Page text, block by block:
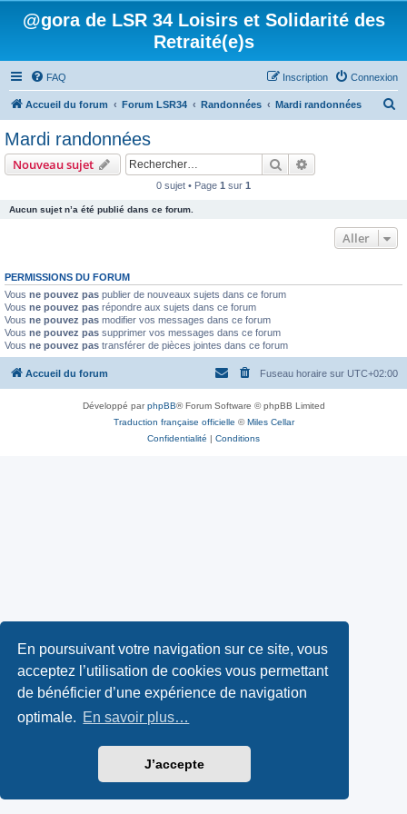
En poursuivant votre navigation sur ce site, vous
acceptez l’utilisation de cookies vous permettant
de bénéficier d’une expérience de navigation
optimale. En savoir plus…
J’accepte
@gora de LSR 34 Loisirs et Solidarité des
Retraité(e)s
FAQ Connexion
Inscription
Accueil du forum Forum LSR34 Randonnées Mardi randonnées
Mardi randonnées
Nouveau sujet Rechercher
0 sujet • Page 1 sur 1
Aucun sujet n’a été publié dans ce forum.
Aller
PERMISSIONS DU FORUM
Vous ne pouvez pas publier de nouveaux sujets dans ce forum
Vous ne pouvez pas répondre aux sujets dans ce forum
Vous ne pouvez pas modifier vos messages dans ce forum
Vous ne pouvez pas supprimer vos messages dans ce forum
Vous ne pouvez pas transférer de pièces jointes dans ce forum
Accueil du forum Fuseau horaire sur UTC+02:00
Développé parphpBB® Forum Software © phpBB Limited
Traduction française officielle ©Miles Cellar
Confidentialité | Conditions